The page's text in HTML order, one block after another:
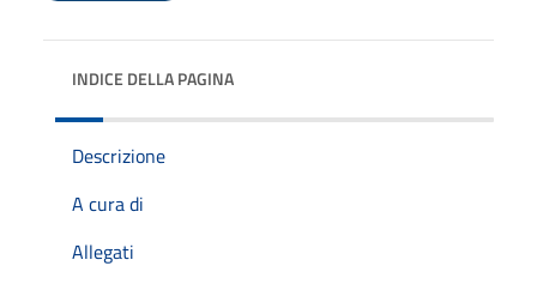
INDICE DELLA PAGINA
Descrizione
A cura di
Allegati